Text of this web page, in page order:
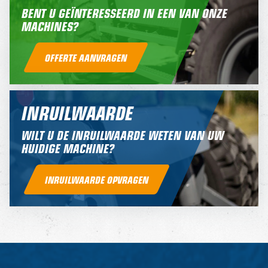
BENT U GEÏNTERESSEERD IN EEN VAN ONZE
MACHINES?
OFFERTE AANVRAGEN
INRUILWAARDE
WILT U DE INRUILWAARDE WETEN VAN UW
HUIDIGE MACHINE?
INRUILWAARDE OPVRAGEN